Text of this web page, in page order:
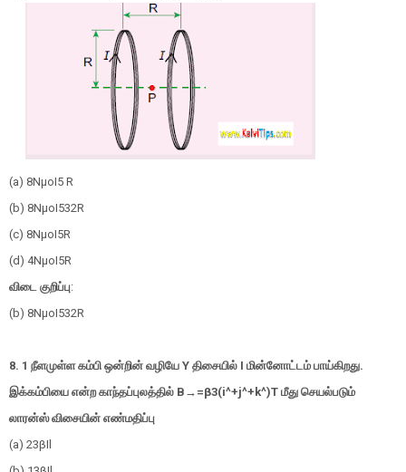
(a) 8NμοI5 R
(b) 8NμοI532R
(c) 8NμοI5R
(d) 4NμοI5R
விடை குறிப்பு:
(b) 8NμοI532R
8. 1 நீளமுள்ள கம்பி ஒன்றின் வழியே Y திசையில் I மின்னோட்டம் பாய்கிறது.
இக்கம்பியை என்ற காந்தப்புலத்தில் B → =β3(i^+j^+ k^)T மீது செயல்படும்
லாரன்ஸ் விசையின் எண்மதிப்பு
(a) 23βI